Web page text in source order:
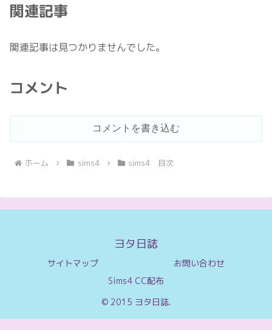
関連記事
関連記事は見つかりませんでした。
コメント
コメントを書き込む
ホーム sims4 sims4 目次
ヨタ日誌
サイトマップ
お問い合わせ
Sims4 CC配布
© 2015 ヨタ日誌.